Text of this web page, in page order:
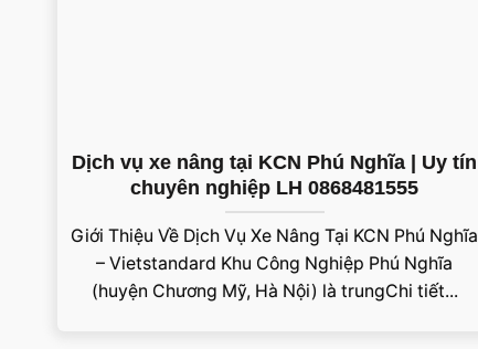
Dịch vụ xe nâng tại KCN Phú Nghĩa | Uy tín
chuyên nghiệp LH 0868481555
Giới Thiệu Về Dịch Vụ Xe Nâng Tại KCN Phú Nghĩa
– Vietstandard Khu Công Nghiệp Phú Nghĩa
(huyện Chương Mỹ, Hà Nội) là trungChi tiết...